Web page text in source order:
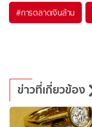
#การตลาดเงินล้าน
ข่าวที่เกี่ยวข้อง